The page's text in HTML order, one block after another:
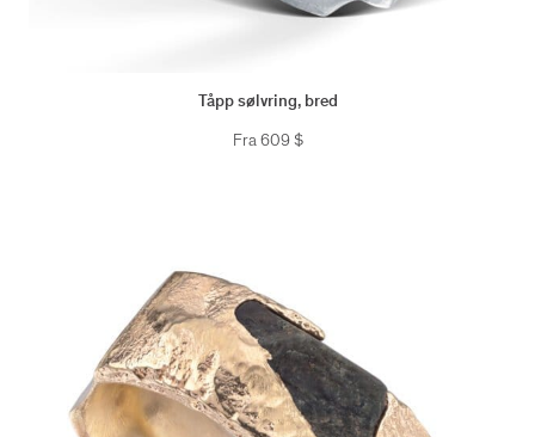
Tåpp sølvring, bred
Fra609$